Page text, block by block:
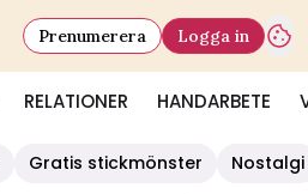
RELATIONER HANDARBETE
Prenumerera Logga in
Gratis stickmönster Nostalgi